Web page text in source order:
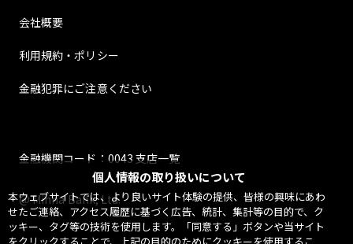
個人情報の取り扱いについて
本ウェブサイトでは、より良いサイト体験の提供、皆様の興味にあわ
せたご連絡、アクセス履歴に基づく広告、統計、集計等の目的で、ク
ッキー、タグ等の技術を使用します。「同意する」ボタンや当サイト
会社概要
利用規約・ポリシー
金融犯罪にご注意ください
金融機関コード：0043 支店一覧
@ Minna Bank, Ltd.